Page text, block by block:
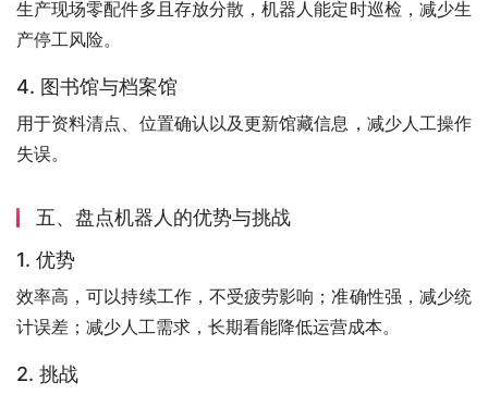
生产现场零配件多且存放分散，机器人能定时巡检，减少生
产停工风险。
4. 图书馆与档案馆
用于资料清点、位置确认以及更新馆藏信息，减少人工操作
失误。
五、盘点机器人的优势与挑战
1. 优势
效率高，可以持续工作，不受疲劳影响；准确性强，减少统
计误差；减少人工需求，长期看能降低运营成本。
2. 挑战